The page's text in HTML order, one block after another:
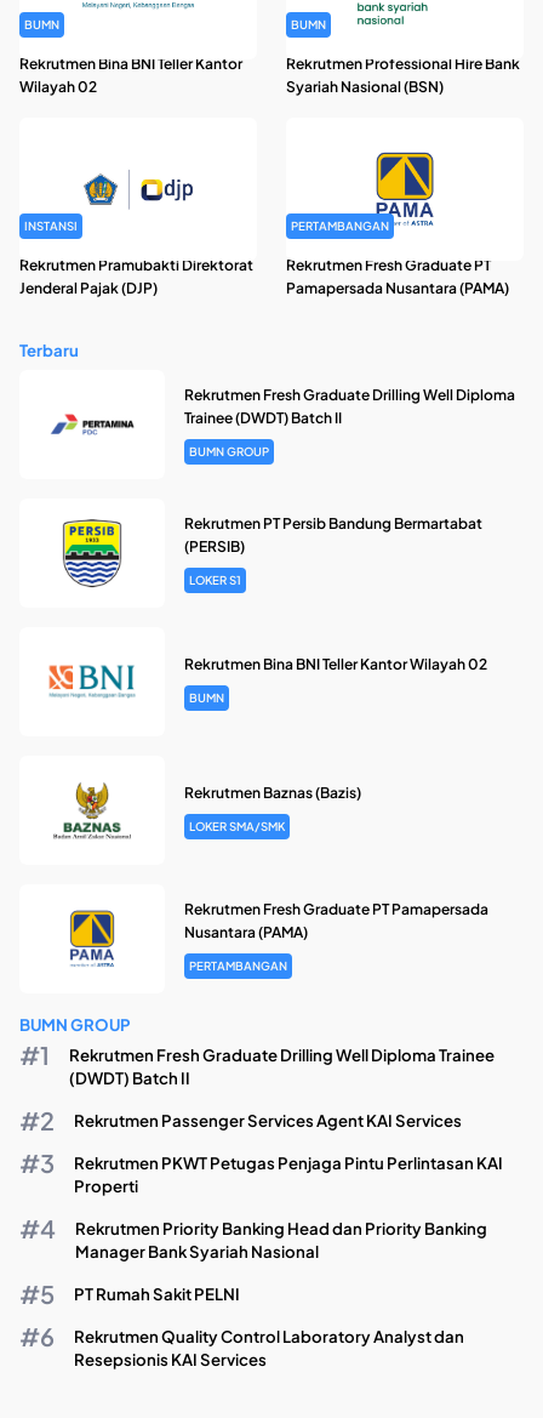
BUMN
Rekrutmen Bina BNI Teller Kantor
Wilayah 02
BUMN
Rekrutmen Professional Hire Bank
Syariah Nasional (BSN)
INSTANSI
Rekrutmen Pramubakti Direktorat
Jenderal Pajak (DJP)
PERTAMBANGAN
Rekrutmen Fresh Graduate PT
Pamapersada Nusantara (PAMA)
Terbaru
Rekrutmen Fresh Graduate Drilling Well Diploma
Trainee (DWDT) Batch II
BUMN GROUP
Rekrutmen PT Persib Bandung Bermartabat
(PERSIB)
LOKER S1
Rekrutmen Bina BNI Teller Kantor Wilayah 02
BUMN
Rekrutmen Baznas (Bazis)
LOKER SMA/SMK
Rekrutmen Fresh Graduate PT Pamapersada
Nusantara (PAMA)
PERTAMBANGAN
BUMN GROUP
Rekrutmen Fresh Graduate Drilling Well Diploma Trainee
(DWDT) Batch II
Rekrutmen Passenger Services Agent KAI Services
Rekrutmen PKWT Petugas Penjaga Pintu Perlintasan KAI
Properti
Rekrutmen Priority Banking Head dan Priority Banking
Manager Bank Syariah Nasional
PT Rumah Sakit PELNI
Rekrutmen Quality Control Laboratory Analyst dan
Resepsionis KAI Services